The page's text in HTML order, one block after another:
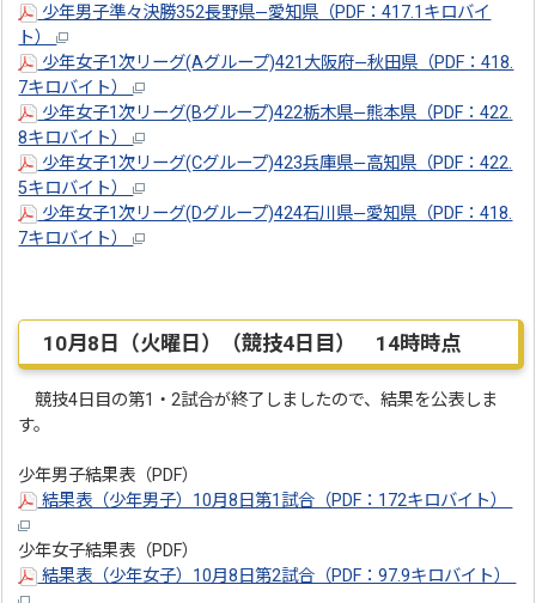
少年男子準々決勝352長野県―愛知県（PDF：417.1キロバイ
ト）
少年女子1次リーグ(Aグループ)421大阪府―秋田県（PDF：418.
7キロバイト）
少年女子1次リーグ(Bグループ)422栃木県―熊本県（PDF：422.
8キロバイト）
少年女子1次リーグ(Cグループ)423兵庫県―高知県（PDF：422.
5キロバイト）
少年女子1次リーグ(Dグループ)424石川県―愛知県（PDF：418.
7キロバイト）
10月8日（火曜日）（競技4日目） 14時時点
競技4日目の第1・2試合が終了しましたので、結果を公表しま
す。
少年男子結果表（PDF）
結果表（少年男子）10月8日第1試合（PDF：172キロバイト）
少年女子結果表（PDF）
結果表（少年女子）10月8日第2試合（PDF：97.9キロバイト）